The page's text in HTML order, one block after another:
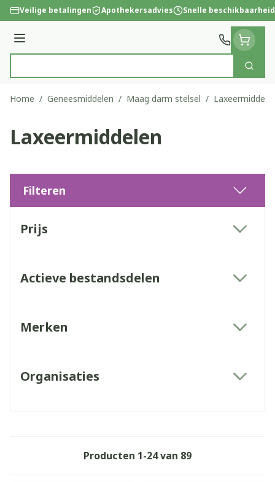
Ga naar de inhoud
Veilige betalingen Apothekersadvies Snelle beschikbaarheid
Menu
Zoek
Home / Geneesmiddelen / Maag darm stelsel /
Laxeermiddelen
Filteren
Prijs
Actieve bestandsdelen
Merken
Organisaties
Producten 1-24van 89